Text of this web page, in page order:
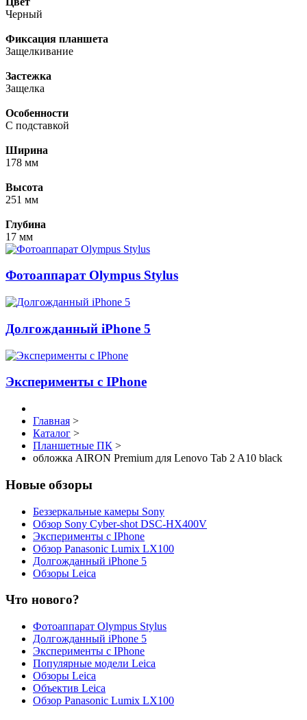
Черный
Фиксация планшета
Защелкивание
Застежка
Защелка
Особенности
С подставкой
Ширина
178 мм
Высота
251 мм
Глубина
17 мм
Фотоаппарат Olympus Stylus
Долгожданный iPhone 5
Эксперименты с IPhone
Главная >
Каталог >
Планшетные ПК >
обложка AIRON Premium для Lenovo Tab 2 A10 black
Новые обзоры
Беззеркальные камеры Sony
Обзор Sony Cyber-shot DSC-HX400V
Эксперименты с IPhone
Обзор Panasonic Lumix LX100
Долгожданный iPhone 5
Обзоры Leica
Что нового?
Фотоаппарат Olympus Stylus
Долгожданный iPhone 5
Эксперименты с IPhone
Популярные модели Leica
Обзоры Leica
Объектив Leica
Обзор Panasonic Lumix LX100